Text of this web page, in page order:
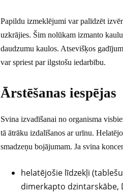
Papildu izmeklējumi var palīdzēt
uzkrājies. Šim nolūkam izmanto
daudzumu kaulos. Atsevišķos
var spriest par ilgstošu iedarbību.
Ārstēšanas iespējas
Svina izvadīšanai no organisma
tā ātrāku izdalīšanos ar urīnu.
smadzeņu bojājumam. Ja svina
helatējošie līdzekļi
dimerkapto dzintarskābe,